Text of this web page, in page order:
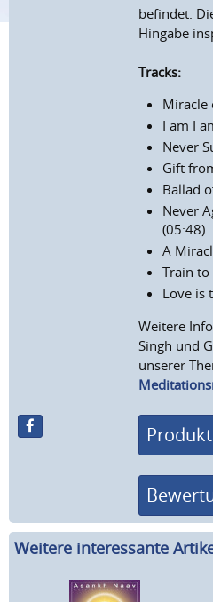
befindet.
Hingabe
Tracks:
Miracle
I am I
Never
Gift
Ballad
Never
(05:48)
A
Train
Love is
Weitere
Singh und
unserer
Weitere interessante